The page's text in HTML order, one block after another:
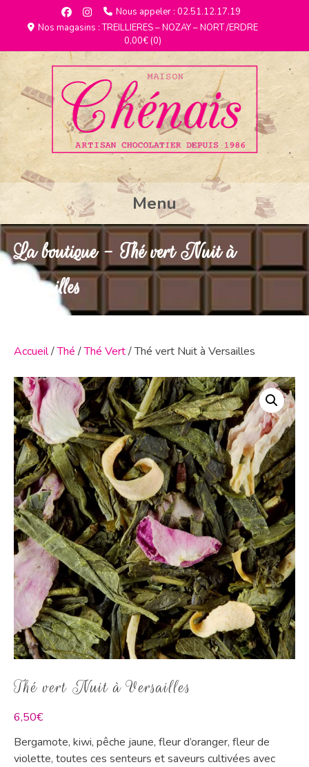
Nous appeler : 02.51.12.17.19
Nos magasins : TREILLIERES – NOZAY – NORT /ERDRE
0,00€(0)
Menu
La boutique - Thé vert Nuit à
Versailles
Accueil/Thé /Thé Vert/ Thé vert Nuit à Versailles
Thé vert Nuit à Versailles
6,50€
Bergamote, kiwi, pêche jaune, fleur d’oranger, fleur de
violette, toutes ces senteurs et saveurs cultivées avec